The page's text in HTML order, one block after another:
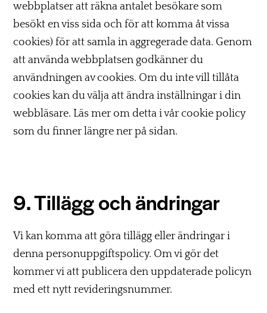
webbplatser att räkna antalet besökare som
besökt en viss sida och för att komma åt vissa
cookies) för att samla in aggregerade data. Genom
att använda webbplatsen godkänner du
användningen av cookies. Om du inte vill tillåta
cookies kan du välja att ändra inställningar i din
webbläsare. Läs mer om detta i vår cookie policy
som du finner längre ner på sidan.
9. Tillägg och ändringar
Vi kan komma att göra tillägg eller ändringar i
denna personuppgiftspolicy. Om vi gör det
kommer vi att publicera den uppdaterade policyn
med ett nytt revideringsnummer.